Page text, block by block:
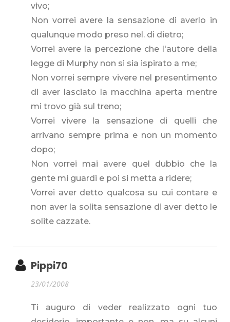
vivo;
Non vorrei avere la sensazione di averlo in
qualunque modo preso nel. di dietro;
Vorrei avere la percezione che l'autore della
legge di Murphy non si sia ispirato a me;
Non vorrei sempre vivere nel presentimento
di aver lasciato la macchina aperta mentre
mi trovo già sul treno;
Vorrei vivere la sensazione di quelli che
arrivano sempre prima e non un momento
dopo;
Non vorrei mai avere quel dubbio che la
gente mi guardi e poi si metta a ridere;
Vorrei aver detto qualcosa su cui contare e
non aver la solita sensazione di aver detto le
solite cazzate.
Pippi70
23/01/2008
Ti auguro di veder realizzato ogni tuo